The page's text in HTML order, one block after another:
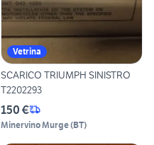
Vetrina
SCARICO TRIUMPH SINISTRO
T2202293
150 €
Minervino Murge(BT)